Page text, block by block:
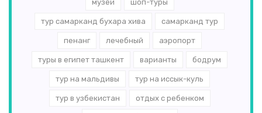
музеи шоп-туры
тур самарканд бухара хива самарканд тур
пенанг лечебный аэропорт
туры в египет ташкент варианты бодрум
тур на мальдивы тур на иссык-куль
тур в узбекистан отдых с ребенком